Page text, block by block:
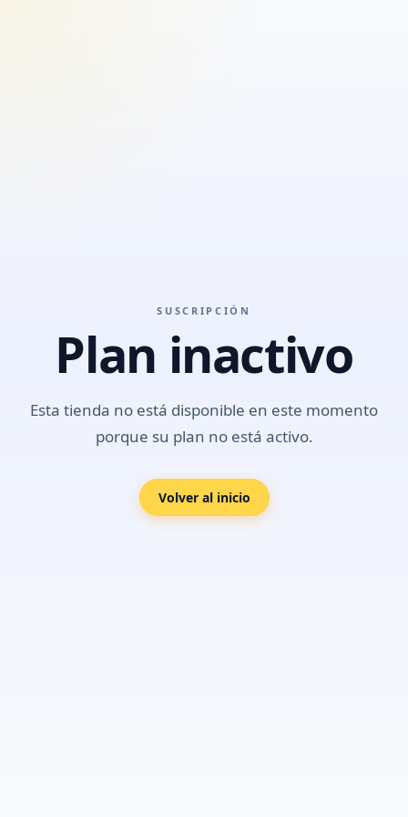
SUSCRIPCIÓN
Plan inactivo
Esta tienda no está disponible en este momento
porque su plan no está activo.
Volver al inicio